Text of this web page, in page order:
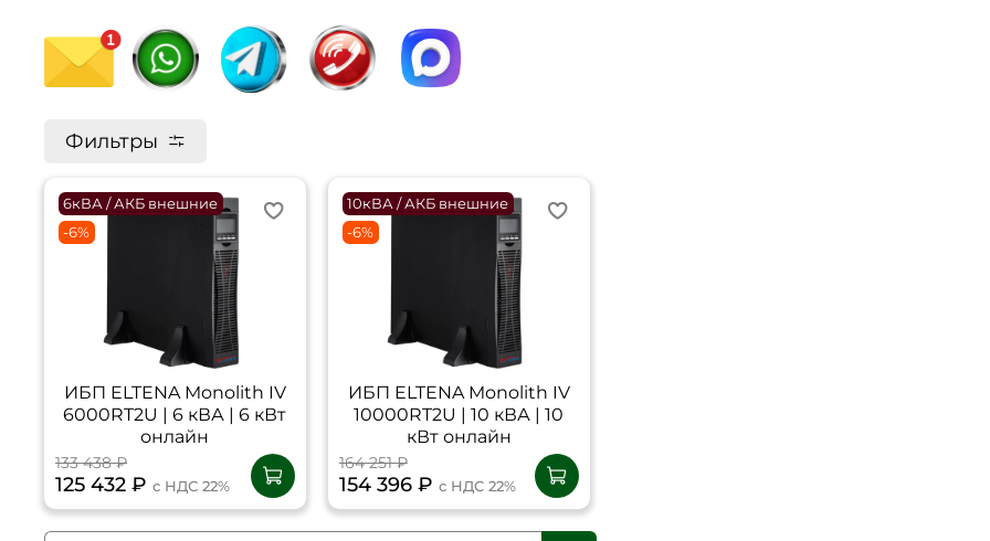
Фильтры
6кВА / АКБ внешние
-6%
ИБП ELTENA Monolith IV
6000RT2U | 6 кВА | 6 кВт
онлайн
133 438 ₽
125 432 ₽ с НДС 22%
10кВА / АКБ внешние
-6%
ИБП ELTENA Monolith IV
10000RT2U | 10 кВА | 10
кВт онлайн
164 251 ₽
154 396 ₽ с НДС 22%